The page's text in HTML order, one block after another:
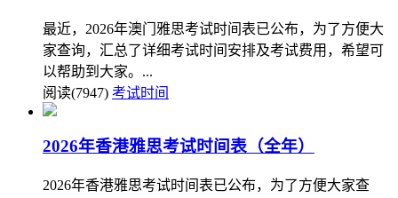
最近，2026年澳门雅思考试时间表已公布，为了方便大
家查询，汇总了详细考试时间安排及考试费用，希望可
以帮助到大家。...
阅读(7947) 考试时间
2026年香港雅思考试时间表（全年）
2026年香港雅思考试时间表已公布，为了方便大家查